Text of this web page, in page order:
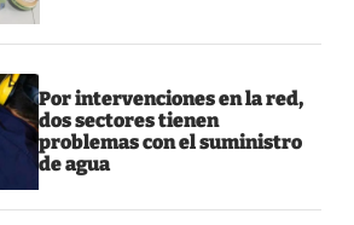
Por intervenciones en la red,
dos sectores tienen
problemas con el suministro
de agua